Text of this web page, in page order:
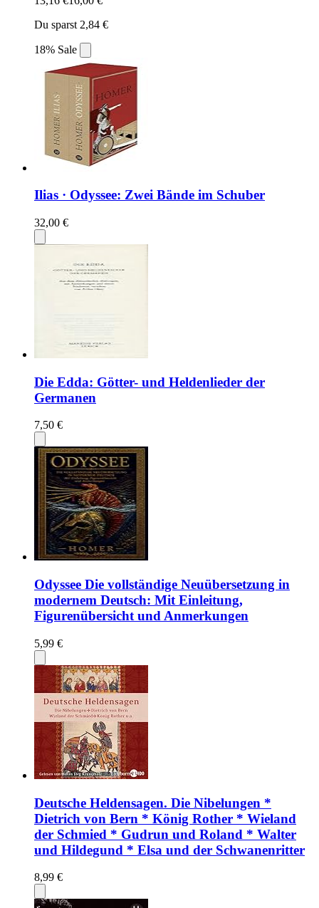
Du sparst 2,84 €
18% Sale
Ilias · Odyssee: Zwei Bände im Schuber
32,00 €
Die Edda: Götter- und Heldenlieder der
Germanen
7,50 €
Odyssee Die vollständige Neuübersetzung in
modernem Deutsch: Mit Einleitung,
Figurenübersicht und Anmerkungen
5,99 €
Deutsche Heldensagen. Die Nibelungen *
Dietrich von Bern * König Rother * Wieland
der Schmied * Gudrun und Roland * Walter
und Hildegund * Elsa und der Schwanenritter
8,99 €